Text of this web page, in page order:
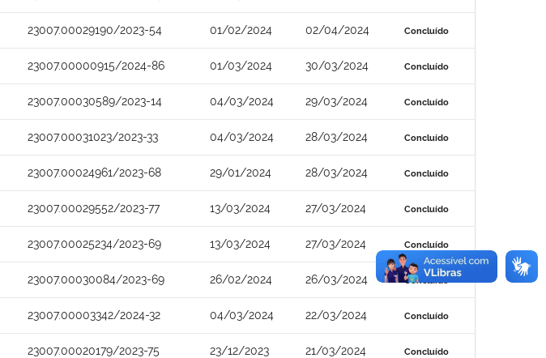
23007.00029190/2023-54 01/02/2024 02/04/2024 Concluído
23007.00000915/2024-86 01/03/2024 30/03/2024 Concluído
23007.00030589/2023-14 04/03/2024 29/03/2024 Concluído
23007.00031023/2023-33 04/03/2024 28/03/2024 Concluído
23007.00024961/2023-68 29/01/2024 28/03/2024 Concluído
23007.00029552/2023-77 13/03/2024 27/03/2024 Concluído
23007.00025234/2023-69 13/03/2024 27/03/2024 Concluído
23007.00030084/2023-69 26/02/2024 26/03/2024 Concluído
23007.00003342/2024-32 04/03/2024 22/03/2024 Concluído
23007.00020179/2023-75 23/12/2023 21/03/2024 Concluído